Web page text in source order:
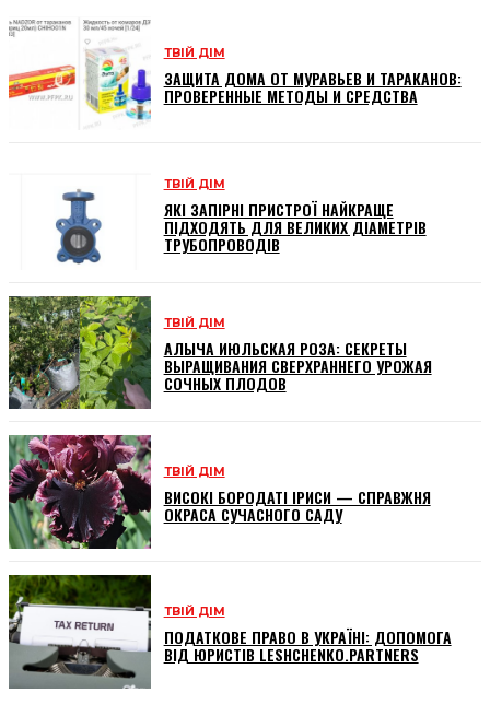
ТВІЙ ДІМ
ЗАЩИТА ДОМА ОТ МУРАВЬЕВ И ТАРАКАНОВ:
ПРОВЕРЕННЫЕ МЕТОДЫ И СРЕДСТВА
ТВІЙ ДІМ
ЯКІ ЗАПІРНІ ПРИСТРОЇ НАЙКРАЩЕ
ПІДХОДЯТЬ ДЛЯ ВЕЛИКИХ ДІАМЕТРІВ
ТРУБОПРОВОДІВ
ТВІЙ ДІМ
АЛЫЧА ИЮЛЬСКАЯ РОЗА: СЕКРЕТЫ
ВЫРАЩИВАНИЯ СВЕРХРАННЕГО УРОЖАЯ
СОЧНЫХ ПЛОДОВ
ТВІЙ ДІМ
ВИСОКІ БОРОДАТІ ІРИСИ — СПРАВЖНЯ
ОКРАСА СУЧАСНОГО САДУ
ТВІЙ ДІМ
ПОДАТКОВЕ ПРАВО В УКРАЇНІ: ДОПОМОГА
ВІД ЮРИСТІВ LESHCHENKO.PARTNERS